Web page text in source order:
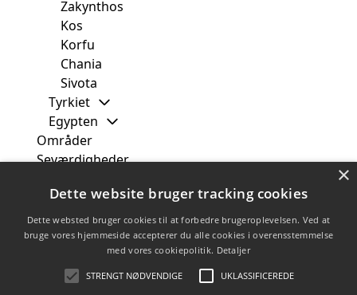
Zakynthos
Kos
Korfu
Chania
Sivota
Tyrkiet
Egypten
Områder
Seværdigheder
Måned
Uge
Rejsetyper
×
Dette website bruger tracking cookies
Dette websted bruger cookies til at forbedre brugeroplevelsen. Ved at
bruge vores hjemmeside accepterer du alle cookies i overensstemmelse
med vores cookiepolitik. Detaljer
STRENGT NØDVENDIGE UKLASSIFICEREDE